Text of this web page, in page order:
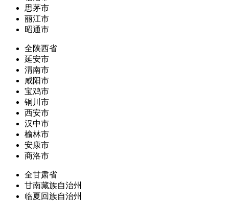
思茅市
丽江市
昭通市
全陕西省
延安市
渭南市
咸阳市
宝鸡市
铜川市
西安市
汉中市
榆林市
安康市
商洛市
全甘肃省
甘南藏族自治州
临夏回族自治州